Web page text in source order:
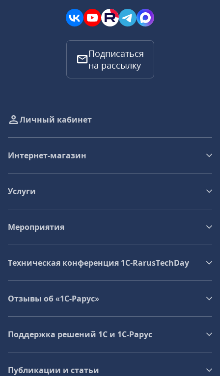
Подписаться
на рассылку
Личный кабинет
Интернет-магазин
Услуги
Мероприятия
Техническая конференция 1C‑RarusTechDay
Отзывы об «1С-Рарус»
Поддержка решений 1С и 1С‑Рарус
Публикации и статьи